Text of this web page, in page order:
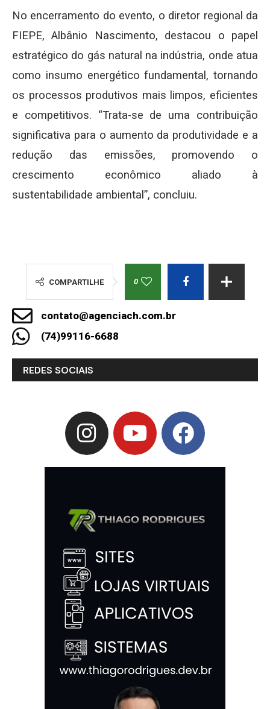
No encerramento do evento, o diretor regional da
FIEPE, Albânio Nascimento, destacou o papel
estratégico do gás natural na indústria, onde atua
como insumo energético fundamental, tornando
os processos produtivos mais limpos, eficientes
e competitivos. “Trata-se de uma contribuição
significativa para o aumento da produtividade e a
redução das emissões, promovendo o
crescimento econômico aliado à
sustentabilidade ambiental”, concluiu.
COMPARTILHE 0
contato@agenciach.com.br
(74)99116-6688
REDES SOCIAIS